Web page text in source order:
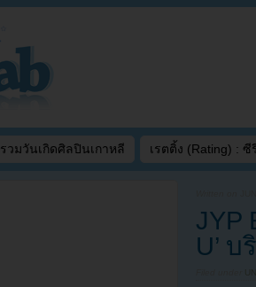
รวมวันเกิดศิลปินเกาหลี เรตติ้ง (Rating) : ซี
JYP
U’